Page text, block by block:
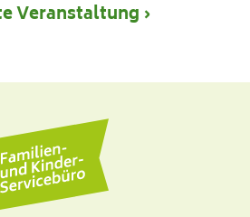
Veranstaltung ›
Familienbüro